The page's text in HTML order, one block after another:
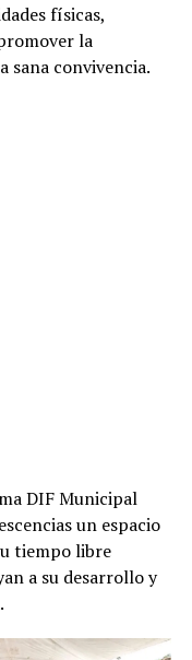
físicas,
la
sana convivencia.
DIF Municipal
un espacio
tiempo libre
a su desarrollo y